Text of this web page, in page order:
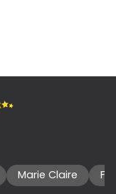
Marie Claire